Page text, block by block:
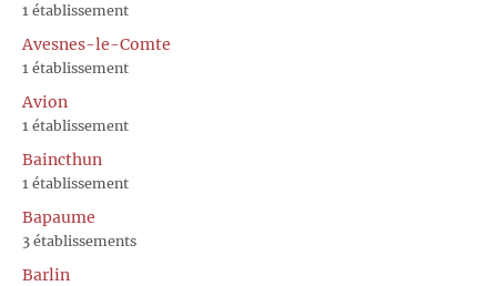
1 établissement
Avesnes-le-Comte
1 établissement
Avion
1 établissement
Baincthun
1 établissement
Bapaume
3 établissements
Barlin